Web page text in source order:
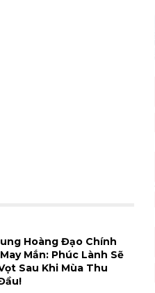
Hoàng Đạo Chính
Mắn: Phúc Lành Sẽ
Sau Khi Mùa Thu